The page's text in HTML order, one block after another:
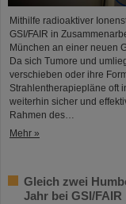
Mithilfe radioaktiver
GSI/FAIR in
München an einer neuen
Da sich Tumore und
verschieben oder ihre
Strahlentherapiepläne oft
weiterhin sicher und
Rahmen des…
Mehr »
Gleich zwei
Jahr bei GSI/FAIR